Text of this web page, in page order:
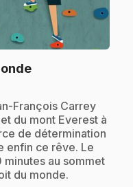
.
François Carrey
du mont Everest à
de détermination
enfin ce rêve. Le
au sommet
du monde.